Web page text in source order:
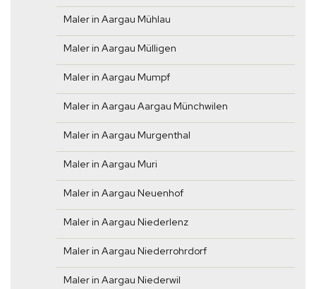
Maler in Aargau Mühlau
Maler in Aargau Mülligen
Maler in Aargau Mumpf
Maler in Aargau Aargau Münchwilen
Maler in Aargau Murgenthal
Maler in Aargau Muri
Maler in Aargau Neuenhof
Maler in Aargau Niederlenz
Maler in Aargau Niederrohrdorf
Maler in Aargau Niederwil